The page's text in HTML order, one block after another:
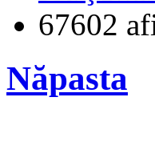
67602
Năpasta